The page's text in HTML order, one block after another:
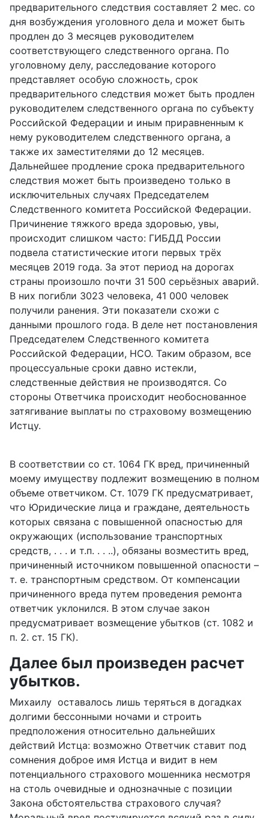
предварительного следствия составляет 2 мес. со
дня возбуждения уголовного дела и может быть
продлен до 3 месяцев руководителем
соответствующего следственного органа. По
уголовному делу, расследование которого
представляет особую сложность, срок
предварительного следствия может быть продлен
руководителем следственного органа по субъекту
Российской Федерации и иным приравненным к
нему руководителем следственного органа, а
также их заместителями до 12 месяцев.
Дальнейшее продление срока предварительного
следствия может быть произведено только в
исключительных случаях Председателем
Следственного комитета Российской Федерации.
Причинение тяжкого вреда здоровью, увы,
происходит слишком часто: ГИБДД России
подвела статистические итоги первых трёх
месяцев 2019 года. За этот период на дорогах
страны произошло почти 31 500 серьёзных аварий.
В них погибли 3023 человека, 41 000 человек
получили ранения. Эти показатели схожи с
данными прошлого года. В деле нет постановления
Председателем Следственного комитета
Российской Федерации, НСО. Таким образом, все
процессуальные сроки давно истекли,
следственные действия не производятся. Со
стороны Ответчика происходит необоснованное
затягивание выплаты по страховому возмещению
Истцу.
В соответствии со ст. 1064 ГК вред, причиненный
моему имуществу подлежит возмещению в полном
объеме ответчиком. Ст. 1079 ГК предусматривает,
что Юридические лица и граждане, деятельность
которых связана с повышенной опасностью для
окружающих (использование транспортных
средств, . . . и т.п. . . ..), обязаны возместить вред,
причиненный источником повышенной опасности –
т. е. транспортным средством. От компенсации
причиненного вреда путем проведения ремонта
ответчик уклонился. В этом случае закон
предусматривает возмещение убытков (ст. 1082 и
п. 2. ст. 15 ГК).
Далее был произведен расчет
убытков.
Михаилу оставалось лишь теряться в догадках
долгими бессонными ночами и строить
предположения относительно дальнейших
действий Истца: возможно Ответчик ставит под
сомнения доброе имя Истца и видит в нем
потенциального страхового мошенника несмотря
на столь очевидные и однозначные с позиции
Закона обстоятельства страхового случая?